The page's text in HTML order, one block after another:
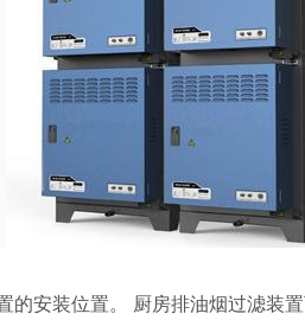
的安装位置。 厨房排油烟过滤装